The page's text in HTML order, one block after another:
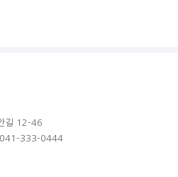
길 12-46
333-0444